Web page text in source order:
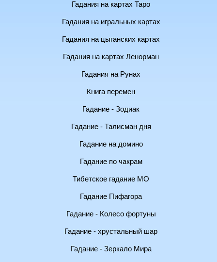
Гадания на картах Таро
Гадания на игральных картах
Гадания на цыганских картах
Гадания на картах Ленорман
Гадания на Рунах
Книга перемен
Гадание - Зодиак
Гадание - Талисман дня
Гадание на домино
Гадание по чакрам
Тибетское гадание МО
Гадание Пифагора
Гадание - Колесо фортуны
Гадание - хрустальный шар
Гадание - Зеркало Мира